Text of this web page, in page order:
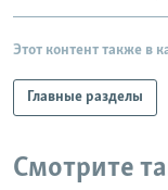
Этот контент также в
Главные разделы
Смотрите